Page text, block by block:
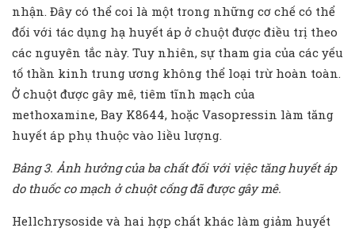
nhận. Đây có thể coi là một trong những cơ chế có thể
đối với tác dụng hạ huyết áp ở chuột được điều trị theo
các nguyên tắc này. Tuy nhiên, sự tham gia của các yếu
tố thần kinh trung ương không thể loại trừ hoàn toàn.
Ở chuột được gây mê, tiêm tĩnh mạch của
methoxamine, Bay K8644, hoặc Vasopressin làm tăng
huyết áp phụ thuộc vào liều lượng.
Bảng 3. Ảnh hưởng của ba chất đối với việc tăng huyết áp
do thuốc co mạch ở chuột cống đã được gây mê.
Hellchrysoside và hai hợp chất khác làm giảm huyết